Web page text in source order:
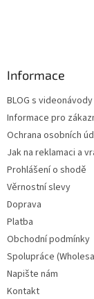
Informace
BLOG s videonávody
Informace pro
Ochrana osobních
Jak na reklamaci a
Prohlášení o shodě
Věrnostní slevy
Doprava
Platba
Obchodní podmínky
Spolupráce
Napište nám
Kontakt